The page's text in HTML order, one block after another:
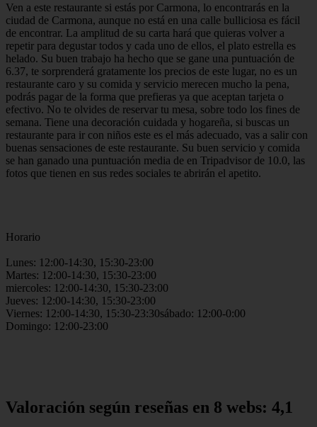
Ven a este restaurante si estás por Carmona, lo encontrarás en la
ciudad de Carmona, aunque no está en una calle bulliciosa es fácil
de encontrar. La amplitud de su carta hará que quieras volver a
repetir para degustar todos y cada uno de ellos, el plato estrella es
helado. Su buen trabajo ha hecho que se gane una puntuación de
6.37, te sorprenderá gratamente los precios de este lugar, no es un
restaurante caro y su comida y servicio merecen mucho la pena,
podrás pagar de la forma que prefieras ya que aceptan tarjeta o
efectivo. No te olvides de reservar tu mesa, sobre todo los fines de
semana. Tiene una decoración cuidada y hogareña, si buscas un
restaurante para ir con niños este es el más adecuado, vas a salir con
buenas sensaciones de este restaurante. Su buen servicio y comida
se han ganado una puntuación media de en Tripadvisor de 10.0, las
fotos que tienen en sus redes sociales te abrirán el apetito.
Horario
Lunes: 12:00-14:30, 15:30-23:00
Martes: 12:00-14:30, 15:30-23:00
miercoles: 12:00-14:30, 15:30-23:00
Jueves: 12:00-14:30, 15:30-23:00
Viernes: 12:00-14:30, 15:30-23:30sábado: 12:00-0:00
Domingo: 12:00-23:00
Valoración según reseñas en 8 webs: 4,1